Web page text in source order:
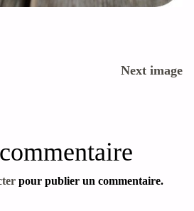
Next image
pour publier un commentaire.